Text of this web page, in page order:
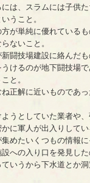
は、スラムには子供た
うこと。
が単純に優れている
ないこと。
闘技場建設に絡んだ
けるのが地下闘技場
と。
正解に近いものであっ
うとしていた業者や
に軍人が出入りしてい
めたいくつもの情報
への入り口を発見した
ていうから下水道とか